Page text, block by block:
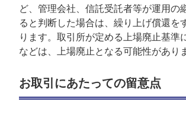
ど、管理会社、信託受託者等が運用の
ると判断した場合は、繰り上げ償還を
ります。取引所が定める上場廃止基準
などは、上場廃止となる可能性があり
お取引にあたっての留意点